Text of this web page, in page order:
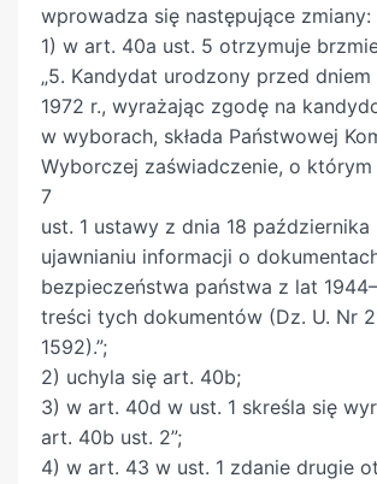
wprowadza się następujące zmiany:
1) w art. 40a ust. 5 otrzymuje
„5. Kandydat urodzony przed dniem
1972 r., wyrażając zgodę na
w wyborach, składa Państwowej
Wyborczej zaświadczenie, o
7
ust. 1 ustawy z dnia 18 października
ujawnianiu informacji o
bezpieczeństwa państwa z lat
treści tych dokumentów (Dz. U. Nr
1592).”;
2) uchyla się art. 40b;
3) w art. 40d w ust. 1 skreśla się
art. 40b ust. 2”;
4) w art. 43 w ust. 1 zdanie drugie